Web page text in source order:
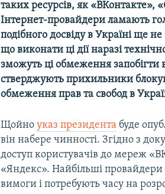
таких ресурсів, як «ВКонтакте»,
Інтернет-провайдери ламають
подібного досвіду в Україні ще
що виконати ці дії наразі
зможуть ці обмеження запобігти
стверджують прихильники
обмеження прав та свобод в
​Щойноуказ президента буде
він набере чинності. Згідно з
доступ користувачів до мереж
«Яндекс». Найбільші провайдери
вимоги і потребують часу на